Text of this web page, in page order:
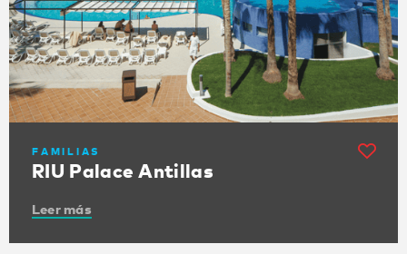
FAMILIAS
RIU Palace Antillas
Leer más